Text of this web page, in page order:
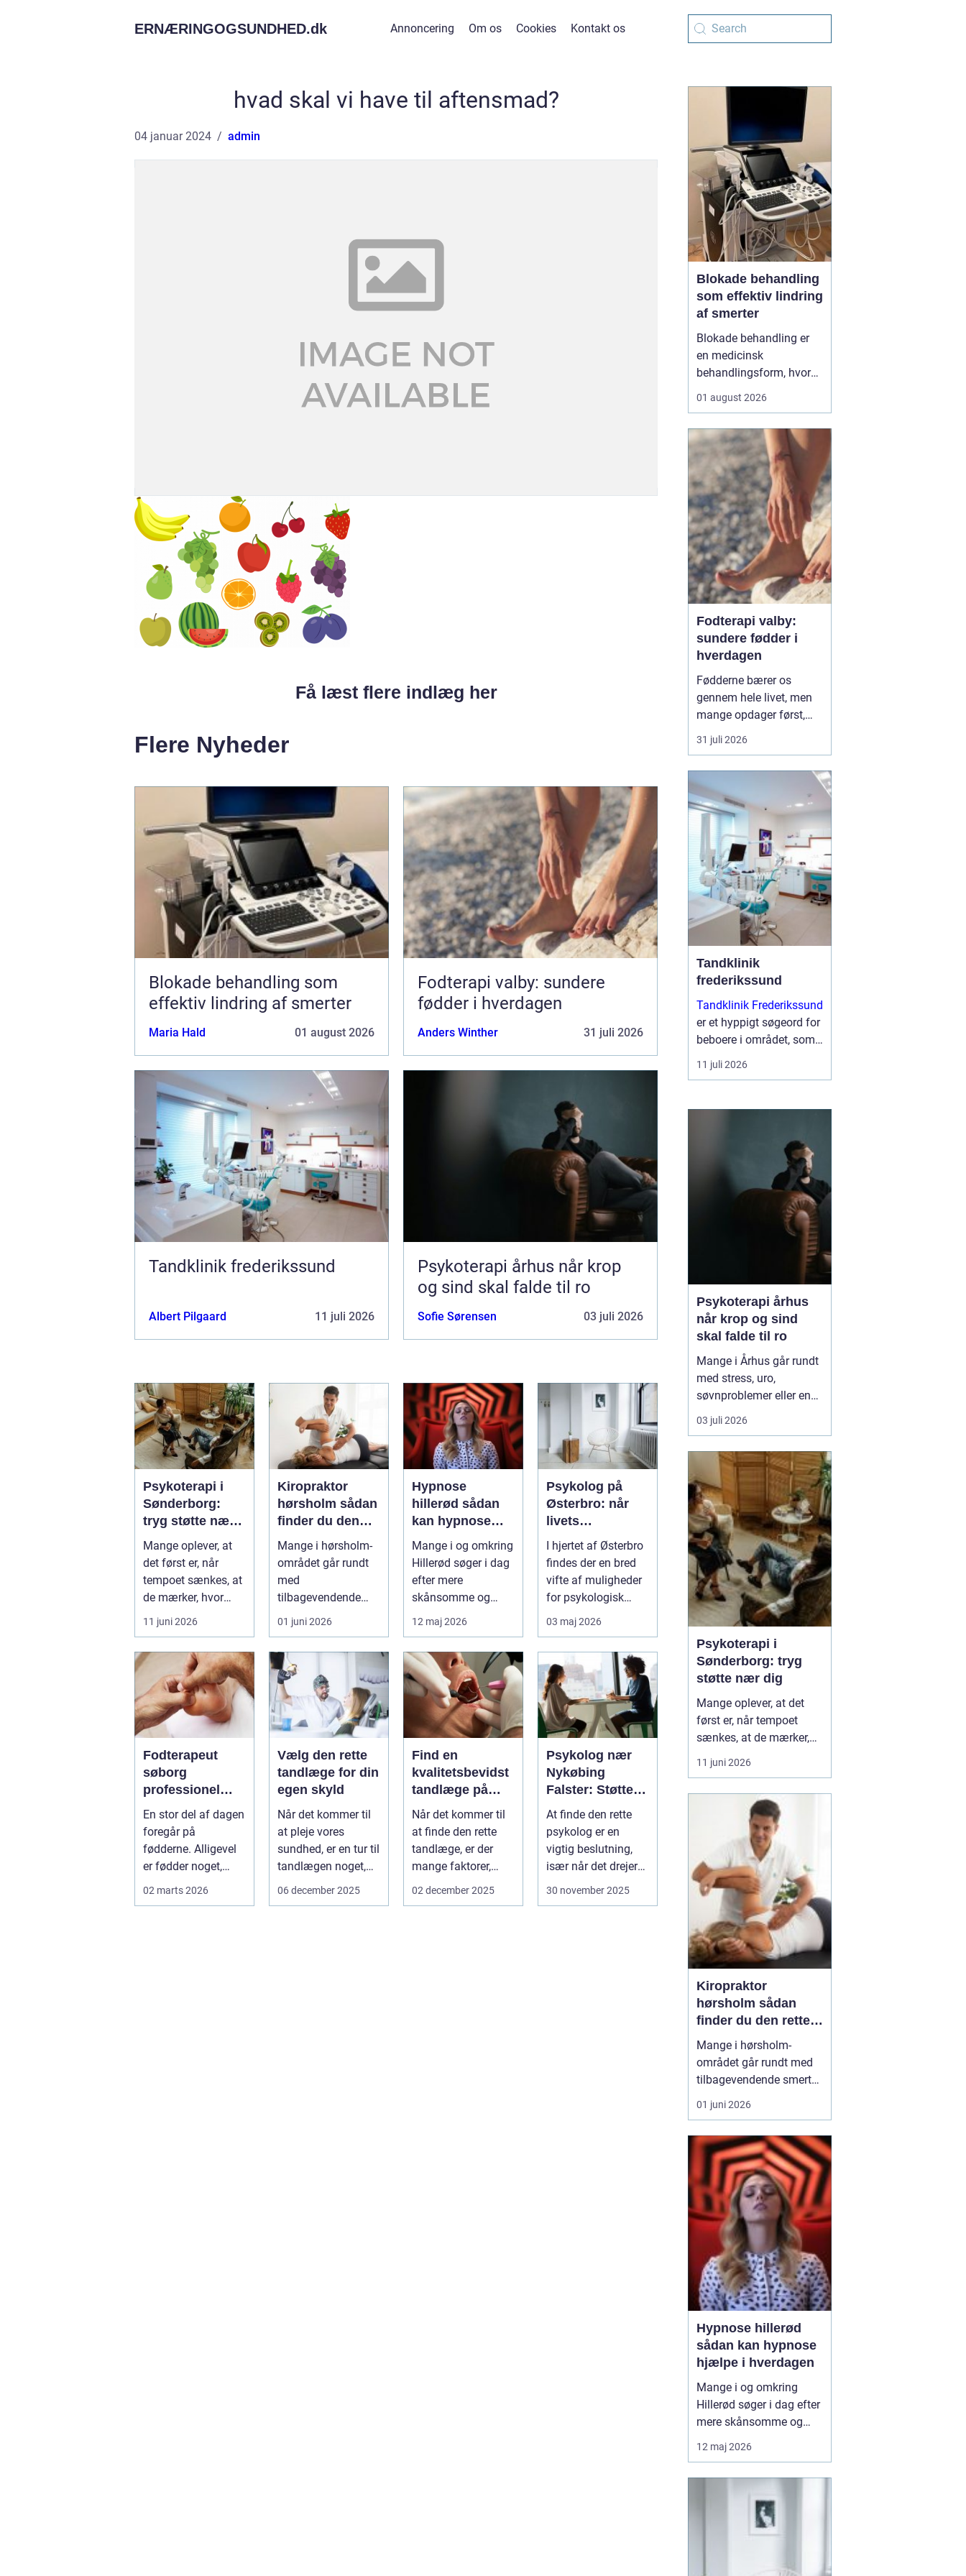
ERNÆRINGOGSUNDHED.dk Annoncering Om os Cookies Kontakt os
hvad skal vi have til aftensmad?
04 januar 2024 admin
Få læst flere indlæg her
Flere Nyheder
Blokade behandling som
effektiv lindring af smerter
Maria Hald 01 august 2026
Fodterapi valby: sundere
fødder i hverdagen
Anders Winther 31 juli 2026
Tandklinik frederikssund
Albert Pilgaard 11 juli 2026
Psykoterapi århus når krop
og sind skal falde til ro
Sofie Sørensen 03 juli 2026
Psykoterapi i
Sønderborg:
tryg støtte nær
dig
Mange oplever, at
det først er, når
tempoet sænkes, at
de mærker, hvor
pres...
11 juni 2026
Kiropraktor
hørsholm sådan
finder du den
rette behandling
i nordsjælland
Mange i hørsholm-
området går rundt
med
tilbagevendende
smerter i ryg, nakke
eller hoved uden at
få d...
01 juni 2026
Hypnose
hillerød sådan
kan hypnose
hjælpe i
hverdagen
Mange i og omkring
Hillerød søger i dag
efter mere
skånsomme og
målrettede måder at
få det bedre på....
12 maj 2026
Psykolog på
Østerbro: når
livets
udfordringer
kræver
professionel
støtte
I hjertet af Østerbro
findes der en bred
vifte af muligheder
for psykologisk
støtte, o...
03 maj 2026
Fodterapeut
søborg
professionel
hjælp til sunde
fødder i
hverdagen
En stor del af dagen
foregår på
fødderne. Alligevel
er fødder noget,
02 marts 2026
Vælg den rette
tandlæge for din
egen skyld
Når det kommer til
at pleje vores
sundhed, er en tur til
tandlægen noget,
de fleste af o...
06 december 2025
Find en
kvalitetsbevidst
tandlæge på
Vesterbro
Når det kommer til
at finde den rette
tandlæge, er der
mange faktorer,
man bør ov...
02 december 2025
Psykolog nær
Nykøbing
Falster: Støtte til
børn og unge
At finde den rette
psykolog er en
vigtig beslutning,
især når det drejer
sig om bø...
30 november 2025
Blokade behandling
som effektiv lindring
af smerter
Blokade behandling er
en medicinsk
behandlingsform, hvor
målrettet indsprøjtning
eventuelt
binyrebarkhormon tæt
på en nerve eller i et led
for at dæmpe smerter og
inflammation.
Behandlingen bliver ofte
brugt v...
01 august 2026
Fodterapi valby:
sundere fødder i
hverdagen
Fødderne bærer os
gennem hele livet, men
mange opdager først,
hvor vigtige de er, når
smerter, hård hud eller
opstår. Professionel
fodterapi kan forebygge,
lindre og behandle
mange af de gener, som
både unge, voksne og
ældre opl...
31 juli 2026
Tandklinik
frederikssund
Tandklinik Frederikssund
er et hyppigt søgeord for
beboere i området, som
leder efter tryg og fagligt
stærk tandbehandling.
hvor der er tid til
atmosfære og en klar
11 juli 2026
Psykoterapi århus
når krop og sind
skal falde til ro
Mange i Århus går rundt
med stress, uro,
søvnproblemer eller en
følelse af at være kørt
fast i livet. Nogle har
grænseoverskridende
hændelser. Andre
mærker mest en stille
indre utilfredshed og
tankemylder, der aldrig
holde...
03 juli 2026
Psykoterapi i
Sønderborg: tryg
støtte nær dig
Mange oplever, at det
først er, når tempoet
sænkes, at de mærker,
hvor pressede de faktisk
er. Hverdagen kører
familie og praktiske
opgaver, og langsomt
forsvinder kontakten til
egen krop og behov....
11 juni 2026
Kiropraktor
hørsholm sådan
finder du den rette
behandling i
nordsjælland
Mange i hørsholm-
området går rundt med
tilbagevendende smerter
i ryg, nakke eller hoved
uden at få den rigtige
arbejder målrettet med
kroppens led og muskler
og kan ofte lindre
smerter, forbedre
bevægeligheden og
forebygge nye p...
01 juni 2026
Hypnose hillerød
sådan kan hypnose
hjælpe i hverdagen
Mange i og omkring
Hillerød søger i dag efter
mere skånsomme og
målrettede måder at få
det bedre på. Her skiller
kombinerer ro, fokus og
dyb mental foran...
12 maj 2026